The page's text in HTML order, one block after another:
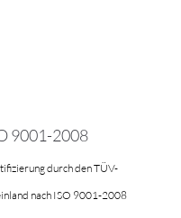
9001-2008
durch den TÜV-
nach ISO 9001-2008